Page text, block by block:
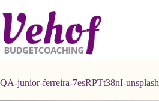
naar
de
inhoud
QA-junior-ferreira-7esRPTt38nI-unsplash